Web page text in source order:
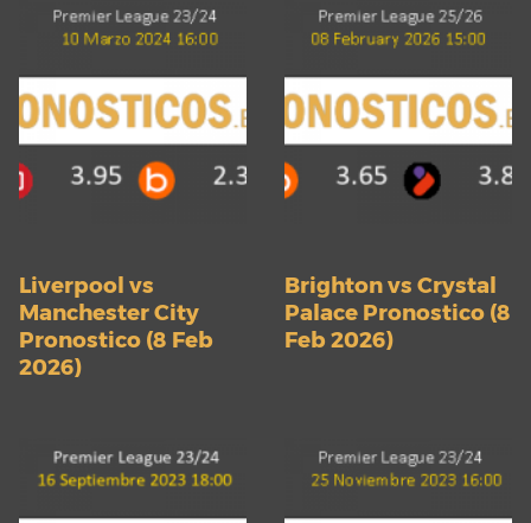
Liverpool vs
Manchester City
Pronostico (8 Feb
2026)
Brighton vs Crystal
Palace Pronostico (8
Feb 2026)